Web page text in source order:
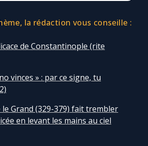
la rédaction vous conseille :
de Constantinople (rite
vinces » : par ce signe, tu
le Grand (329-379) fait trembler
en levant les mains au ciel